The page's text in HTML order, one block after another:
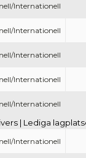
Internationell
Internationell
Internationell
Internationell
Internationell
| Lediga
Internationell